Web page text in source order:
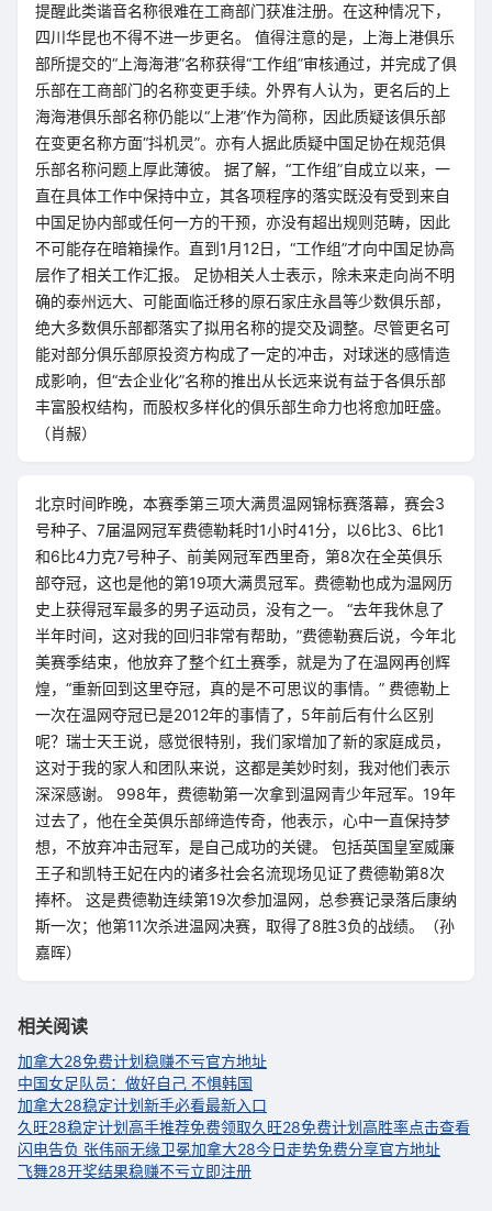
提醒此类谐音名称很难在工商部门获准注册。在这种情况下，
四川华昆也不得不进一步更名。 值得注意的是，上海上港俱乐
部所提交的“上海海港”名称获得“工作组”审核通过，并完成了俱
乐部在工商部门的名称变更手续。外界有人认为，更名后的上
海海港俱乐部名称仍能以“上港”作为简称，因此质疑该俱乐部
在变更名称方面“抖机灵”。亦有人据此质疑中国足协在规范俱
乐部名称问题上厚此薄彼。 据了解，“工作组”自成立以来，一
直在具体工作中保持中立，其各项程序的落实既没有受到来自
中国足协内部或任何一方的干预，亦没有超出规则范畴，因此
不可能存在暗箱操作。直到1月12日，“工作组”才向中国足协高
层作了相关工作汇报。 足协相关人士表示，除未来走向尚不明
确的泰州远大、可能面临迁移的原石家庄永昌等少数俱乐部，
绝大多数俱乐部都落实了拟用名称的提交及调整。尽管更名可
能对部分俱乐部原投资方构成了一定的冲击，对球迷的感情造
成影响，但“去企业化”名称的推出从长远来说有益于各俱乐部
丰富股权结构，而股权多样化的俱乐部生命力也将愈加旺盛。
（肖赧）
北京时间昨晚，本赛季第三项大满贯温网锦标赛落幕，赛会3
号种子、7届温网冠军费德勒耗时1小时41分，以6比3、6比1
和6比4力克7号种子、前美网冠军西里奇，第8次在全英俱乐
部夺冠，这也是他的第19项大满贯冠军。费德勒也成为温网历
史上获得冠军最多的男子运动员，没有之一。 “去年我休息了
半年时间，这对我的回归非常有帮助，”费德勒赛后说，今年北
美赛季结束，他放弃了整个红土赛季，就是为了在温网再创辉
煌，“重新回到这里夺冠，真的是不可思议的事情。” 费德勒上
一次在温网夺冠已是2012年的事情了，5年前后有什么区别
呢？瑞士天王说，感觉很特别，我们家增加了新的家庭成员，
这对于我的家人和团队来说，这都是美妙时刻，我对他们表示
深深感谢。 998年，费德勒第一次拿到温网青少年冠军。19年
过去了，他在全英俱乐部缔造传奇，他表示，心中一直保持梦
想，不放弃冲击冠军，是自己成功的关键。 包括英国皇室威廉
王子和凯特王妃在内的诸多社会名流现场见证了费德勒第8次
捧杯。 这是费德勒连续第19次参加温网，总参赛记录落后康纳
斯一次；他第11次杀进温网决赛，取得了8胜3负的战绩。（孙
嘉晖）
相关阅读
加拿大28免费计划稳赚不亏官方地址
中国女足队员：做好自己 不惧韩国
加拿大28稳定计划新手必看最新入口
久旺28稳定计划高手推荐免费领取久旺28免费计划高胜率点击查看
闪电告负 张伟丽无缘卫冕加拿大28今日走势免费分享官方地址
飞舞28开奖结果稳赚不亏立即注册